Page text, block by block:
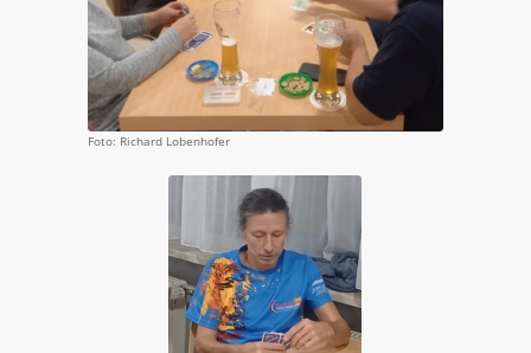
Foto: Richard Lobenhofer